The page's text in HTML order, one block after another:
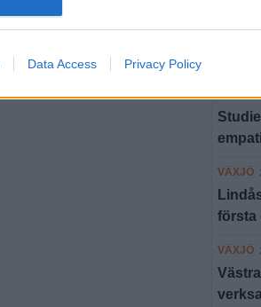
Data Access Privacy Policy
VÄXJÖ
VÄXJÖ
första
VÄXJÖ